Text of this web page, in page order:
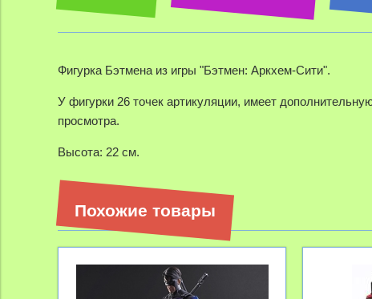
Фигурка Бэтмена из игры "Бэтмен: Аркхем-Cити".
У фигурки 26 точек артикуляции, имеет
просмотра.
Высота: 22 см.
Похожие товары